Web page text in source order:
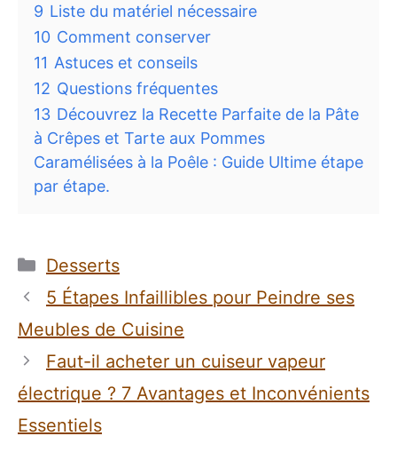
9 Liste du matériel nécessaire
10 Comment conserver
11 Astuces et conseils
12 Questions fréquentes
13 Découvrez la Recette Parfaite de la Pâte
à Crêpes et Tarte aux Pommes
Caramélisées à la Poêle : Guide Ultime étape
par étape.
Catégories
Desserts
5 Étapes Infaillibles pour Peindre ses
Meubles de Cuisine
Faut-il acheter un cuiseur vapeur
électrique ? 7 Avantages et Inconvénients
Essentiels